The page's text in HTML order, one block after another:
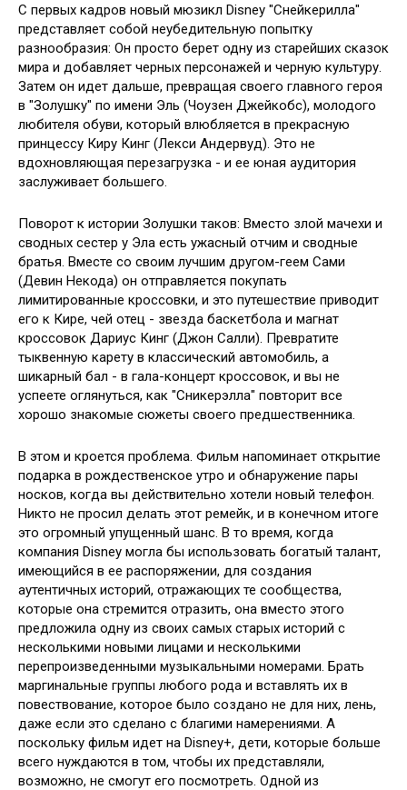
С первых кадров новый мюзикл Disney "Снейкерилла"
представляет собой неубедительную попытку
разнообразия: Он просто берет одну из старейших сказок
мира и добавляет черных персонажей и черную культуру.
Затем он идет дальше, превращая своего главного героя
в "Золушку" по имени Эль (Чоузен Джейкобс), молодого
любителя обуви, который влюбляется в прекрасную
принцессу Киру Кинг (Лекси Андервуд). Это не
вдохновляющая перезагрузка - и ее юная аудитория
заслуживает большего.
Поворот к истории Золушки таков: Вместо злой мачехи и
сводных сестер у Эла есть ужасный отчим и сводные
братья. Вместе со своим лучшим другом-геем Сами
(Девин Некода) он отправляется покупать
лимитированные кроссовки, и это путешествие приводит
его к Кире, чей отец - звезда баскетбола и магнат
кроссовок Дариус Кинг (Джон Салли). Превратите
тыквенную карету в классический автомобиль, а
шикарный бал - в гала-концерт кроссовок, и вы не
успеете оглянуться, как "Сникерэлла" повторит все
хорошо знакомые сюжеты своего предшественника.
В этом и кроется проблема. Фильм напоминает открытие
подарка в рождественское утро и обнаружение пары
носков, когда вы действительно хотели новый телефон.
Никто не просил делать этот ремейк, и в конечном итоге
это огромный упущенный шанс. В то время, когда
компания Disney могла бы использовать богатый талант,
имеющийся в ее распоряжении, для создания
аутентичных историй, отражающих те сообщества,
которые она стремится отразить, она вместо этого
предложила одну из своих самых старых историй с
несколькими новыми лицами и несколькими
перепроизведенными музыкальными номерами. Брать
маргинальные группы любого рода и вставлять их в
повествование, которое было создано не для них, лень,
даже если это сделано с благими намерениями. А
поскольку фильм идет на Disney+, дети, которые больше
всего нуждаются в том, чтобы их представляли,
возможно, не смогут его посмотреть. Одной из